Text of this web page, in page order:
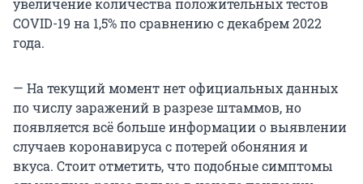
COVID-19 на 1,5% по сравнению с декабрем 2022
года.
— На текущий момент нет официальных данных
по числу заражений в разрезе штаммов, но
появляется всё больше информации о выявлении
случаев коронавируса с потерей обоняния и
вкуса. Стоит отметить, что подобные симптомы